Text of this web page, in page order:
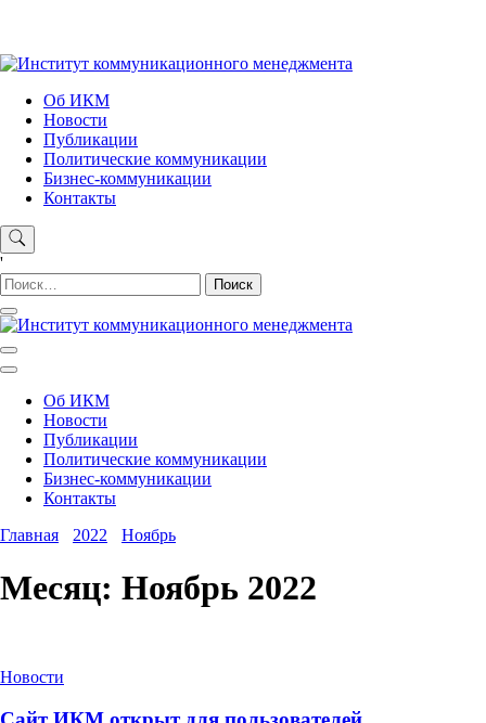
Институт коммуникационного менеджмента
Об ИКМ
Новости
Публикации
Политические коммуникации
Бизнес-коммуникации
Контакты
'
Найти:
Об ИКМ
Новости
Публикации
Политические коммуникации
Бизнес-коммуникации
Контакты
Главная
2022 Ноябрь
Месяц: Ноябрь 2022
Новости